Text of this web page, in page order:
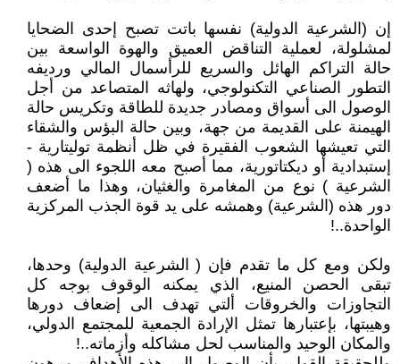
إن (الشرعية الدولية) نفسها باتت تصبح إحدى الضحايا
لمشلولة، لعملية التناقض العميق والهوة الواسعة بين
حالة التراكم الهائل والسريع للرأسمال المالي ورديفه
التطور الصناعي التكنولوجي، ولهاثه المتصاعد من أجل
الوصول الى أسواق ومصادر جديدة للطاقة وتكريس حالة
الهيمنة على القديمة من جهة، وبين حالة البؤس والشقاء
التي تعيشها الشعوب الفقيرة في ظل أنظمة توليتارية -
إستبدادية أو ديكتاتورية، مما أصبح معه اللجوء الى هذه (
الشرعية ) نوع من المغامرة والغثيان، وهذا ما أضعف
دور هذه (الشرعية) وهمشه على يد قوة الجذب المركزية
الواحدة..!
ولكن ومع كل ما تقدم فإن ( الشرعية الدولية) وحدها،
تبقى الحصن المنيع، الذي يمكنه الوقوف بوجه كل
التجاوزات والخروقات ألتي تهدف الى إضعاف دورها
وهيبتها، بإعتبارها تمثل الإرادة الجمعية للمجتمع الدولي،
والمكان الوحيد والمناسب لحل مشاكله وأزماته..!